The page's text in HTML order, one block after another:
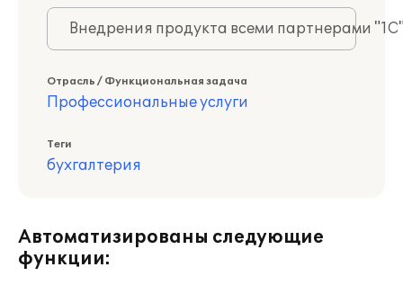
Внедрения продукта всеми партнерами
Отрасль / Функциональная задача
Профессиональные услуги
Теги
бухгалтерия
Автоматизированы следующие
функции: